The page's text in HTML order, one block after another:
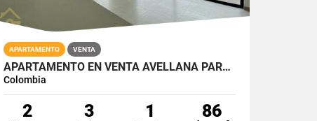
APARTAMENTO VENTA
APARTAMENTO EN VENTA AVELLANA PARQUE VIVERO CALI SUR 2PISO 86M2
Colombia
2 3 1 86